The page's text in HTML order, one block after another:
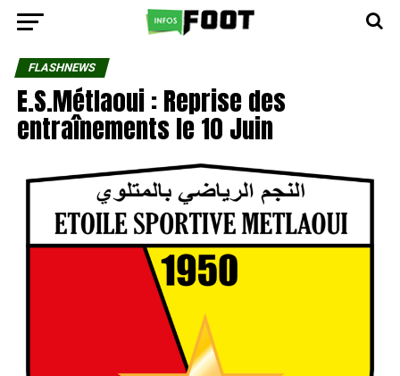
FLASHNEWS
E.S.Métlaoui : Reprise des
entraînements le 10 Juin